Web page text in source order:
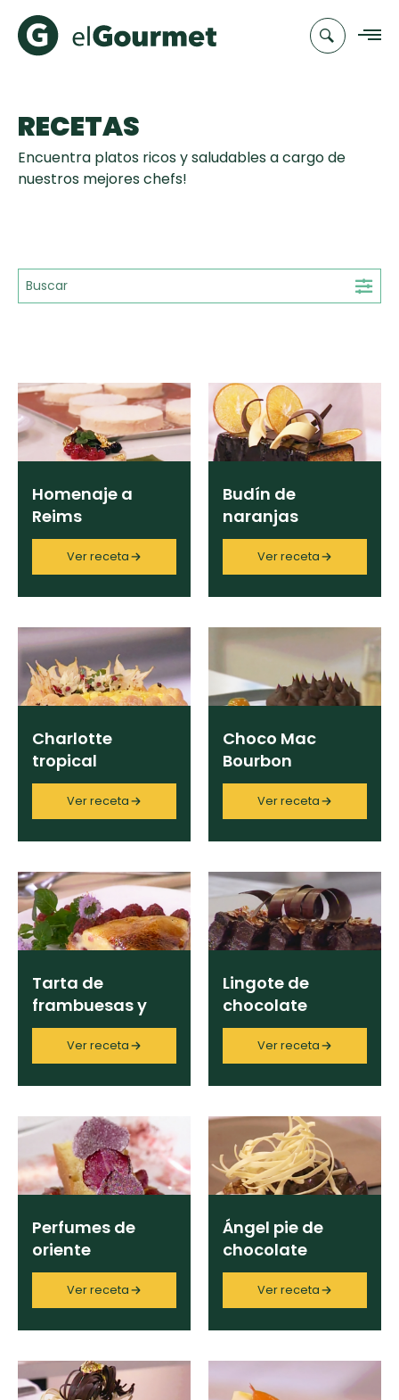
Hot Pancakes
mi Papá
Key Lime Pie
Galletas con
Chispas de
Chocolate
Tiramisú
Cupcakes y
Muffins
30 min
Todas las
recetas
Chefs
Novedades
RECETAS
Encuentra platos ricos y saludables a cargo de
nuestros mejores chefs!
15' 25' 35'
Ingrediente
Chef
Programas
Limpiar
Homenaje a
Reims
Ver receta
Budín de
naranjas
confitadas
Ver receta
Charlotte
tropical
Ver receta
Choco Mac
Bourbon
Ver receta
Tarta de
frambuesas y
creme bruleé
Ver receta
Lingote de
chocolate
Ver receta
Perfumes de
oriente
Ver receta
Ángel pie de
chocolate
Ver receta